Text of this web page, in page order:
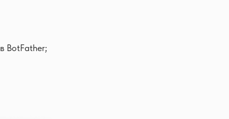
BotFather;